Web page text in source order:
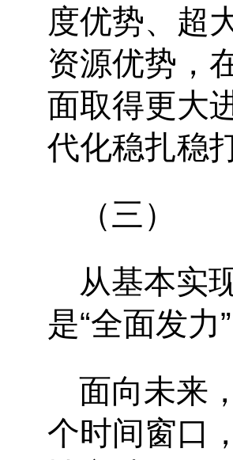
度优势、超
资源优势，
面取得更大
代化稳扎稳
（三）
从基本实
是“全面发
面向未来
个时间窗口